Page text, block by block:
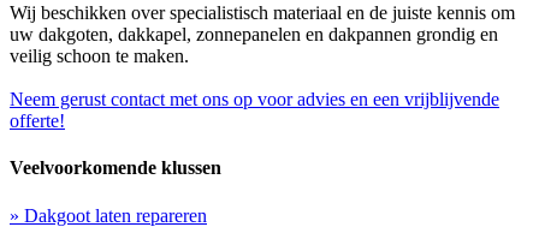
Wij beschikken over specialistisch materiaal en de juiste kennis om
uw dakgoten, dakkapel, zonnepanelen en dakpannen grondig en
veilig schoon te maken.
Neem gerust contact met ons op voor advies en een vrijblijvende
offerte!
Veelvoorkomende klussen
» Dakgoot laten repareren